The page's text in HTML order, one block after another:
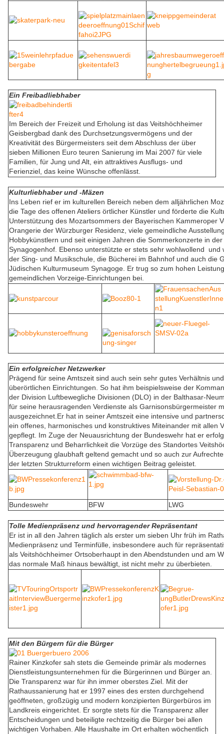
Ein Freibadliebhaber
Im Bereich der Freizeit und Erholung ist das Veitshöchheimer
Geisbergbad dank des Durchsetzungsvermögens und der
Kreativität des Bürgermeisters seit dem Abschluss der über
sieben Millionen Euro teuren Sanierung im Mai 2007 für viele
Familien, für Jung und Alt, ein attraktives Ausflugs- und
Ferienziel, das keine Wünsche offenlässt.
Kulturliebhaber und -Mäzen
Ins Leben rief er im kulturellen Bereich neben dem alljährlichen
die Tage des offenen Ateliers örtlicher Künstler und förderte die
Unterstützung des Mozartsommers der Bayerischen Kammeroper
Orangerie der Würzburger Residenz, viele gemeindliche
Hobbykünstlern und seit einigen Jahren die Sommerkonzerte in
Synagogenhof. Ebenso unterstützte er stets sehr wohlwollend und
der Sing- und Musikschule, die Bücherei im Bahnhof und auch die
Jüdischen Kulturmuseum Synagoge. Er trug so zum hohen
gemeindlichen Vorzeige-Einrichtungen bei.
Ein erfolgreicher Netzwerker
Prägend für seine Amtszeit sind auch sein sehr gutes Verhältnis
überörtlichen Einrichtungen. So hat ihm beispielsweise der
der Division Luftbewegliche Divisionen (DLO) in der Balthasar-
für seine herausragenden Verdienste als Garnisonsbürgermeister
ausgezeichnet.Er hat in seiner Amtszeit eine intensive und
ein offenes, harmonisches und konstruktives Miteinander mit allen
gepflegt. Im Zuge der Neuausrichtung der Bundeswehr hat er
Transparenz und Beharrlichkeit die Vorzüge des Standortes
Überzeugung glaubhaft geltend gemacht und so auch zur
der letzten Strukturreform einen wichtigen Beitrag geleistet.
Bundeswehr BFW LWG
Tolle Medienpräsenz und hervorragender Repräsentant
Er ist in all den Jahren täglich als erster um sieben Uhr früh im
Medienpräsenz und Terminfülle, insbesondere auch für
als Veitshöchheimer Ortsoberhaupt in den Abendstunden und am
das normale Maß hinaus bewältigt, ist nicht mehr zu überbieten.
Mit den Bürgern für die Bürger
Rainer Kinzkofer sah stets die Gemeinde primär als modernes
Dienstleistungsunternehmen für die Bürgerinnen und Bürger an.
Die Transparenz war für ihn immer oberstes Ziel. Mit der
Rathaussanierung hat er 1997 eines des ersten durchgehend
geöffneten, großzügig und modern konzipierten Bürgerbüros im
Landkreis eingerichtet. Er sorgte stets für die Transparenz aller
Entscheidungen und beteiligte rechtzeitig die Bürger bei allen
wichtigen Vorhaben. Alle Haushalte im Ort erhalten wöchentlich